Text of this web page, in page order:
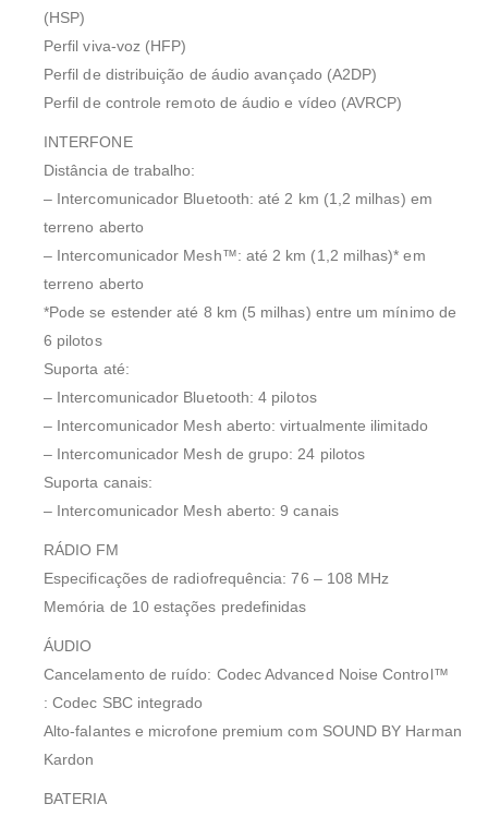
(HSP)
Perfil viva-voz (HFP)
Perfil de distribuição de áudio avançado (A2DP)
Perfil de controle remoto de áudio e vídeo (AVRCP)
INTERFONE
Distância de trabalho:
– Intercomunicador Bluetooth: até 2 km (1,2 milhas) em
terreno aberto
– Intercomunicador Mesh™: até 2 km (1,2 milhas)* em
terreno aberto
*Pode se estender até 8 km (5 milhas) entre um mínimo de
6 pilotos
Suporta até:
– Intercomunicador Bluetooth: 4 pilotos
– Intercomunicador Mesh aberto: virtualmente ilimitado
– Intercomunicador Mesh de grupo: 24 pilotos
Suporta canais:
– Intercomunicador Mesh aberto: 9 canais
RÁDIO FM
Especificações de radiofrequência: 76 – 108 MHz
Memória de 10 estações predefinidas
ÁUDIO
Cancelamento de ruído: Codec Advanced Noise Control™
: Codec SBC integrado
Alto-falantes e microfone premium com SOUND BY Harman
Kardon
BATERIA